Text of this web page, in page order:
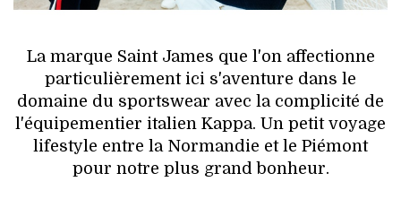
MODE DE RUE
JEUNES CRÉATEURS
HISTOIRE DES MARQUES
DÉCO
La marque Saint James que l'on affectionne
particulièrement ici s'aventure dans le
domaine du sportswear avec la complicité de
l'équipementier italien Kappa. Un petit voyage
lifestyle entre la Normandie et le Piémont
pour notre plus grand bonheur.